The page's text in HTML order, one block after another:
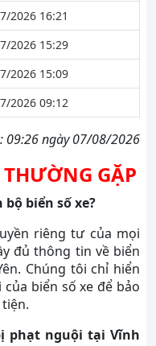
2026 16:21
2026 15:29
2026 15:09
2026 09:12
09:26 ngày 07/08/2026
THƯỜNG GẶP
biển số xe?
riêng tư của mọi
đủ thông tin về biển
Chúng tôi chỉ hiển
biển số xe để bảo
phạt nguội tại Vĩnh